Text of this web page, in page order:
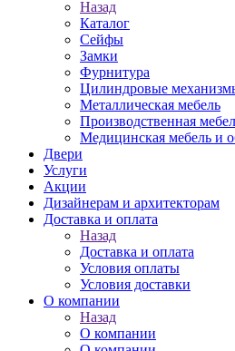
Назад
Каталог
Сейфы
Замки
Фурнитура
Цилиндровые
Металлическая мебель
Производственная
Медицинская мебель и
Двери
Услуги
Акции
Дизайнерам и архитекторам
Доставка и оплата
Назад
Доставка и оплата
Условия оплаты
Условия доставки
О компании
Назад
О компании